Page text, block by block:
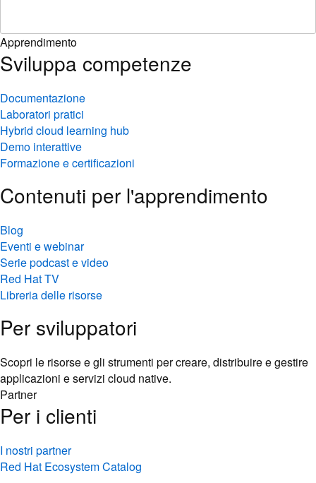
Apprendimento
Sviluppa competenze
Documentazione
Laboratori pratici
Hybrid cloud learning hub
Demo interattive
Formazione e certificazioni
Contenuti per l'apprendimento
Blog
Eventi e webinar
Serie podcast e video
Red Hat TV
Libreria delle risorse
Per sviluppatori
Scopri le risorse e gli strumenti per creare, distribuire e gestire
applicazioni e servizi cloud native.
Partner
Per i clienti
I nostri partner
Red Hat Ecosystem Catalog